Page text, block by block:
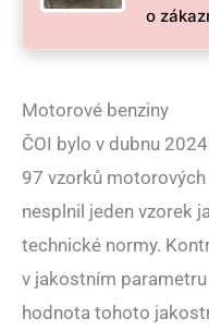
o
Motorové benziny
ČOI bylo v dubnu
97 vzorků
nesplnil jeden vzorek
technické normy.
v jakostním parametru
hodnota tohoto